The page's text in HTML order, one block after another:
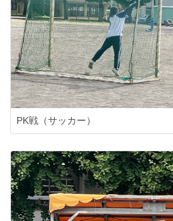
PK戦（サッカー）